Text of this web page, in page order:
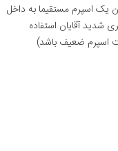
یک اسپرم مستقیما به داخل
شدید آقایان استفاده
اسپرم ضعیف باشد)